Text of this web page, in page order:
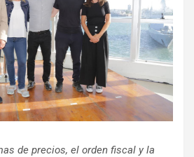
de precios, el orden fiscal y la